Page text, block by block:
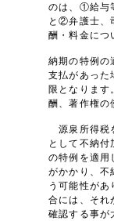
のは、①給与
と②弁護士、
酬・料金につ
納期の特例の
支払があった
限となります
酬、著作権の
源泉所得税
として不納付
の特例を適用
がかかり、不
う可能性が
合には、それ
確認する事が